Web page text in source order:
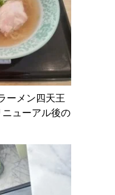
ーメン四天王
ューアル後の